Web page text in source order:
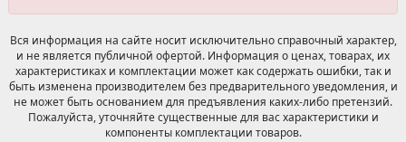
Вся информация на сайте носит исключительно справочный характер,
и не является публичной офертой. Информация о ценах, товарах, их
характеристиках и комплектации может как содержать ошибки, так и
быть изменена производителем без предварительного уведомления, и
не может быть основанием для предъявления каких-либо претензий.
Пожалуйста, уточняйте существенные для вас характеристики и
компоненты комплектации товаров.